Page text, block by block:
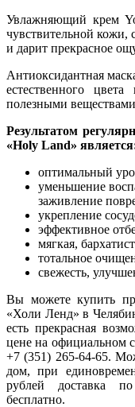
Увлажняющий крем
чувствительной кожи,
и дарит прекрасное
Антиоксидантная
естественного
полезными
Результатом
«Holy Land»
оптимальный
уменьшение
заживление
укрепление
эффективное
мягкая,
тотальное
свежесть,
Вы можете купить
«Холи Ленд» в
есть прекрасная
цене на официальном
+7 (351) 265-64-65.
дом, при
рублей доставка
бесплатно.